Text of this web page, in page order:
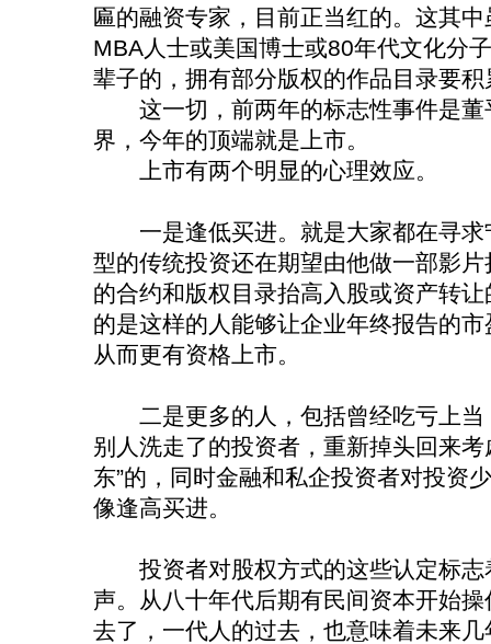
匾的融资专家，目前正当红的。这其
MBA人士或美国博士或80年代文化分
辈子的，拥有部分版权的作品目录要
这一切，前两年的标志性事件是董
界，今年的顶端就是上市。
上市有两个明显的心理效应。
一是逢低买进。就是大家都在寻求
型的传统投资还在期望由他做一部影
的合约和版权目录抬高入股或资产转
的是这样的人能够让企业年终报告的
从而更有资格上市。
二是更多的人，包括曾经吃亏上当
别人洗走了的投资者，重新掉头回来
东”的，同时金融和私企投资者对投资
像逢高买进。
投资者对股权方式的这些认定标志
声。从八十年代后期有民间资本开始
去了，一代人的过去，也意味着未来